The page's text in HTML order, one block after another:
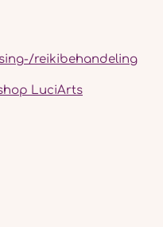
reikibehandeling
LuciArts